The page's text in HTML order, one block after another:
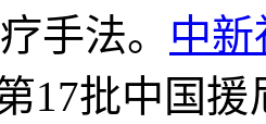
手法。 中新
17批中国